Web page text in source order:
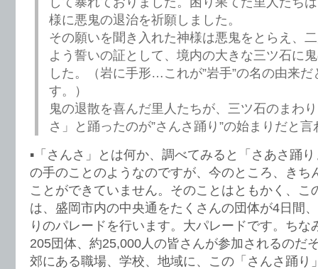
様に悪鬼の退治を祈願しました。
その願いを聞き入れた神様は悪鬼をとらえ、
よう誓いの証として、境内の大きな三ツ石に
した。（岩に手形…これが”岩手”の名の由来
す。）
鬼の退散を喜んだ里人たちが、三ツ石のまわ
さ」と踊ったのが”さんさ踊り”の始まりだと
▪️「さんさ」とは何か、調べてみると「さあさ踊
の手のことのようなのですが、今のところ、きち
ことができていません。そのことはともかく、こ
は、盛岡市内の中央通をたくさんの団体が4日間
りのパレードを行います。大パレードです。ちな
205団体、約25,000人の皆さんが参加されるのだ
郊にある職場、学校、地域に、この「さんさ踊り